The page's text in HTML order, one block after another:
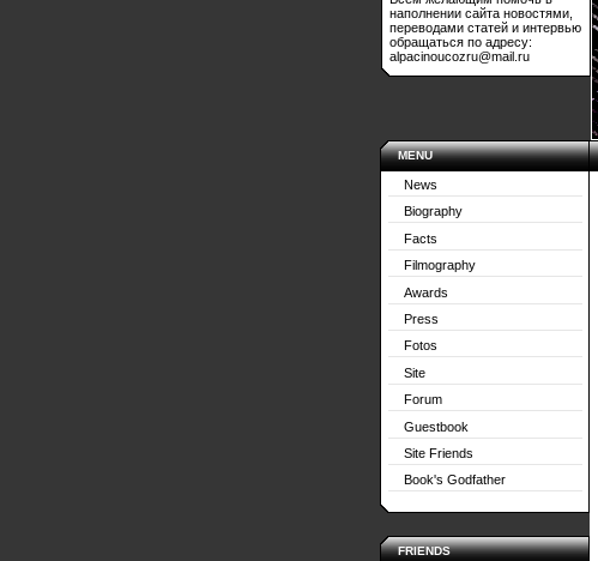
наполнении сайта новостями,
переводами статей и интервью
обращаться по адресу:
alpacinoucozru@mail.ru
MENU
News
Biography
Facts
Filmography
Awards
Press
Fotos
Site
Forum
Guestbook
Site Friends
Book's Godfather
FRIENDS